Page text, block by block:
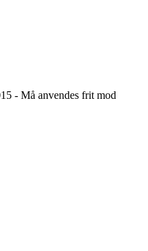
- Må anvendes frit mod